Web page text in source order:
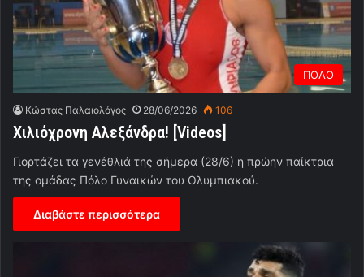
ΠΟΛΟ
Κώστας Παλαιολόγος 28/06/2026 106
Χιλιόχρονη Αλεξάνδρα! [Videos]
Γιορτάζει τα γενέθλιά της σήμερα (28/6) η πρώην παίκτρια
της ομάδας Πόλο Γυναικών του Ολυμπιακού.
Διαβάστε περισσότερα